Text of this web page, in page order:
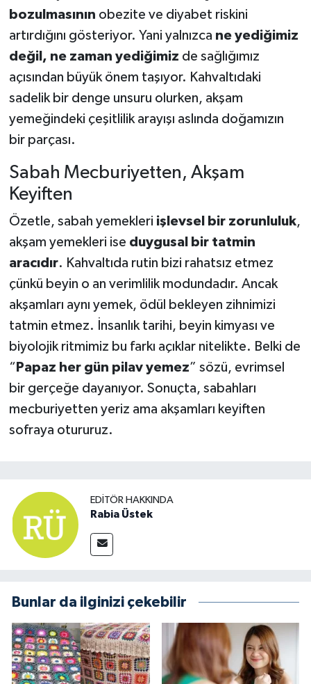
bozulmasının obezite ve diyabet riskini
artırdığını gösteriyor. Yani yalnızca ne yediğimiz
değil, ne zaman yediğimiz de sağlığımız
açısından büyük önem taşıyor. Kahvaltıdaki
sadelik bir denge unsuru olurken, akşam
yemeğindeki çeşitlilik arayışı aslında doğamızın
bir parçası.
Sabah Mecburiyetten, Akşam
Keyiften
Özetle, sabah yemekleri işlevsel bir zorunluluk,
akşam yemekleri ise duygusal bir tatmin
aracıdır. Kahvaltıda rutin bizi rahatsız etmez
çünkü beyin o an verimlilik modundadır. Ancak
akşamları aynı yemek, ödül bekleyen zihnimizi
tatmin etmez. İnsanlık tarihi, beyin kimyası ve
biyolojik ritmimiz bu farkı açıklar nitelikte. Belki de
“ Papaz her gün pilav yemez” sözü, evrimsel
bir gerçeğe dayanıyor. Sonuçta, sabahları
mecburiyetten yeriz ama akşamları keyiften
sofraya otururuz.
EDITÖR HAKKINDA
Rabia Üstek
Bunlar da ilginizi çekebilir